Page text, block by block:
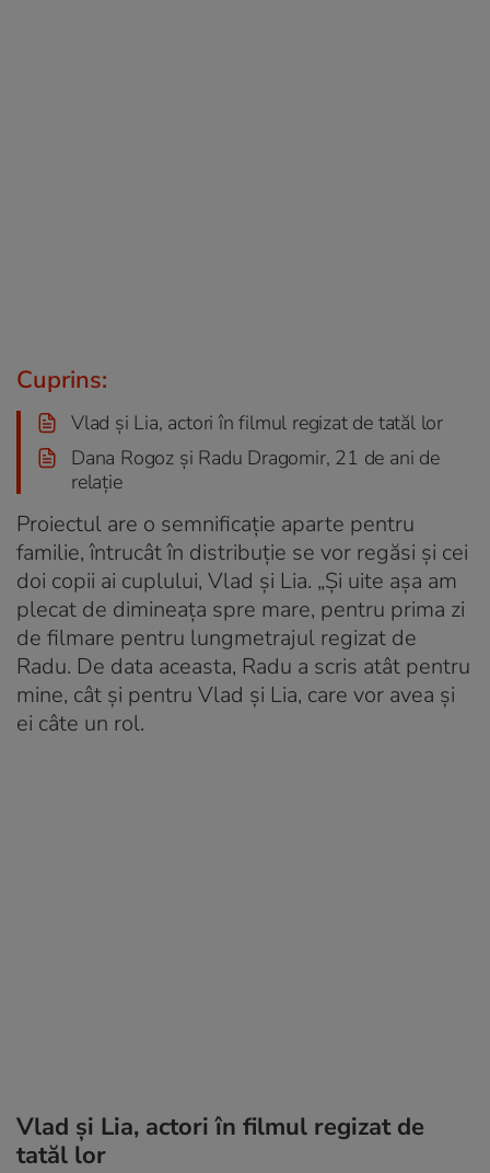
Cuprins:
Vlad și Lia, actori în filmul regizat de tatăl lor
Dana Rogoz și Radu Dragomir, 21 de ani de
relație
Proiectul are o semnificație aparte pentru
familie, întrucât în distribuție se vor regăsi și cei
doi copii ai cuplului, Vlad și Lia. „Și uite așa am
plecat de dimineața spre mare, pentru prima zi
de filmare pentru lungmetrajul regizat de
Radu. De data aceasta, Radu a scris atât pentru
mine, cât și pentru Vlad și Lia, care vor avea și
ei câte un rol.
Vlad și Lia, actori în filmul regizat de
tatăl lor